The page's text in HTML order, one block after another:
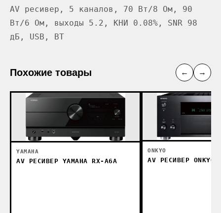
AV ресивер, 5 каналов, 70 Вт/8 Ом, 90
Вт/6 Ом, выходы 5.2, КНИ 0.08%, SNR 98
дБ, USB, BT
Похожие товары ← →
YAMAHA
AV РЕСИВЕР YAMAHA RX-A6A
ONKYO
AV РЕСИВЕР ONKYO